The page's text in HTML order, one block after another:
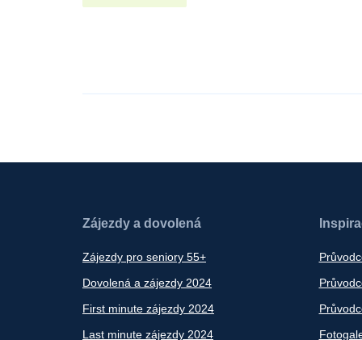
Zájezdy a dovolená
Zájezdy pro seniory 55+
Dovolená a zájezdy 2024
First minute zájezdy 2024
Last minute zájezdy 2024